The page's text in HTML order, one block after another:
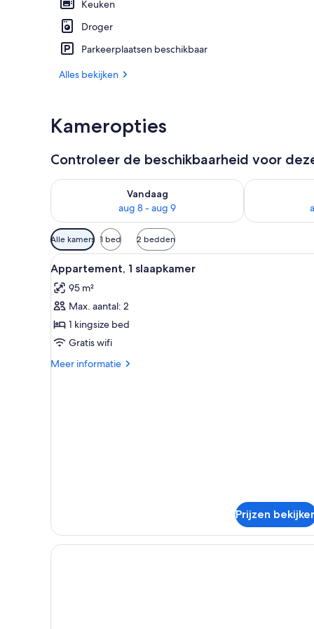
Keuken
Droger
Parkeerplaatsen beschikbaar
Alles bekijken
Kameropties
Controleer de beschikbaarheid voor
Vandaag
aug 8 - aug 9
De beschikbaarheid controleren voor vanavond aug
De
Beschikbare
filters
voor
kamers
Alle kamers 1 bed 2 bedden
Alle
foto's
voor
Appartement,
1
slaapkamer
laden
Een moderne woonkamer
16
Appartement, 1 slaapkamer
95 m²
Max. aantal: 2
1 kingsize bed
Gratis wifi
Meer informatie
Meer
Prijzen